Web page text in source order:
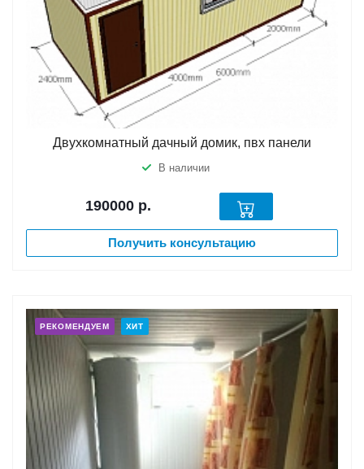
Двухкомнатный дачный домик, пвх панели
В наличии
190000 р.
Получить консультацию
РЕКОМЕНДУЕМ ХИТ